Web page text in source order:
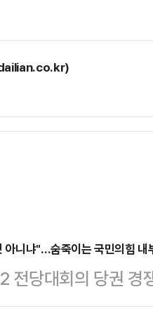
아니냐"…숨죽이는 국민의힘
전당대회의 당권 경
다. 계엄과 탄핵을